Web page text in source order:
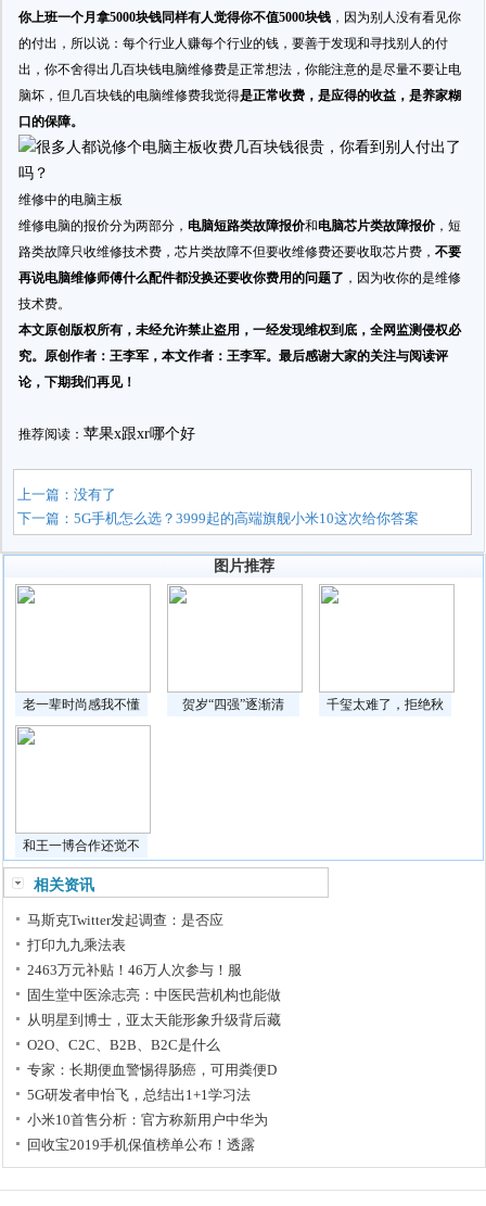
你上班一个月拿5000块钱同样有人觉得你不值5000块钱 ，因为别人没有看见你
的付出，所以说：每个行业人赚每个行业的钱，要善于发现和寻找别人的付
出，你不舍得出几百块钱电脑维修费是正常想法，你能注意的是尽量不要让电
脑坏，但几百块钱的电脑维修费我觉得是正常收费，是应得的收益，是养家糊
口的保障。
维修中的电脑主板
维修电脑的报价分为两部分， 电脑短路类故障报价和电脑芯片类故障报价，短
路类故障只收维修技术费，芯片类故障不但要收维修费还要收取芯片费， 不要
再说电脑维修师傅什么配件都没换还要收你费用的问题了 ，因为收你的是维修
技术费。
本文原创版权所有，未经允许禁止盗用，一经发现维权到底，全网监测侵权必
究。原创作者：王李军，本文作者：王李军。最后感谢大家的关注与阅读评
论，下期我们再见！
推荐阅读： 苹果x跟xr哪个好
上一篇：没有了
下一篇：5G手机怎么选？3999起的高端旗舰小米10这次给你答案
图片推荐
老一辈时尚感我不懂 贺岁“四强”逐渐清 千玺太难了，拒绝秋
和王一博合作还觉不
相关资讯
马斯克Twitter发起调查：是否应
打印九九乘法表
2463万元补贴！46万人次参与！服
固生堂中医涂志亮：中医民营机构也能做
从明星到博士，亚太天能形象升级背后藏
O2O、C2C、B2B、B2C是什么
专家：长期便血警惕得肠癌，可用粪便D
5G研发者申怡飞，总结出1+1学习法
小米10首售分析：官方称新用户中华为
回收宝2019手机保值榜单公布！透露